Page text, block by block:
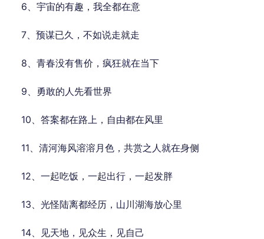
6、宇宙的有趣，我全都在意
7、预谋已久，不如说走就走
8、青春没有售价，疯狂就在当下
9、勇敢的人先看世界
10、答案都在路上，自由都在风里
11、清河海风溶溶月色，共赏之人就在身侧
12、一起吃饭，一起出行，一起发胖
13、光怪陆离都经历，山川湖海放心里
14、见天地，见众生，见自己